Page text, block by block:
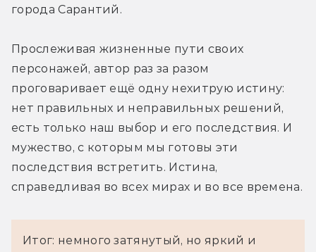
города Сарантий.
Прослеживая жизненные пути своих
персонажей, автор раз за разом
проговаривает ещё одну нехитрую истину:
нет правильных и неправильных решений,
есть только наш выбор и его последствия. И
мужество, с которым мы готовы эти
последствия встретить. Истина,
справедливая во всех мирах и во все времена.
Итог: немного затянутый, но яркий и